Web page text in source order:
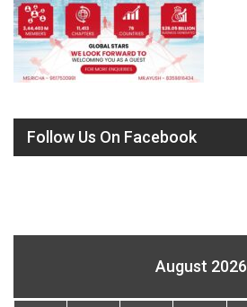
Follow Us On Facebook
August 2026